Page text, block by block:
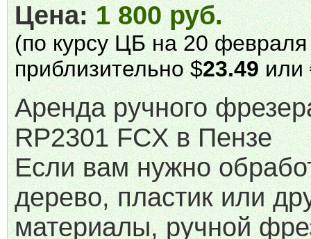
Цена:1 800 руб.
(по курсу ЦБ на 20 февраля
приблизительно $23.49или
Аренда ручного
RP2301 FCX в Пензе
Если вам нужно
дерево, пластик или
материалы, ручной